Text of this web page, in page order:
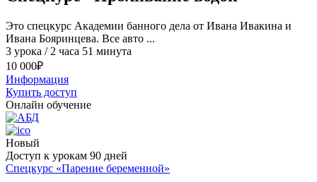
Это спецкурс Академии банного дела от Ивана Ивакина и
Ивана Бояринцева. Все авто ...
3 урока / 2 часа 51 минута
10 000₽
Информация
Купить доступ
Онлайн обучение
Новый
Доступ к урокам 90 дней
Спецкурс «Парение беременной»